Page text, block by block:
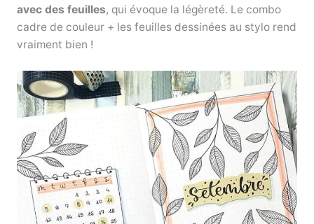
avec des feuilles, qui évoque la légèreté. Le combo
cadre de couleur + les feuilles dessinées au stylo rend
vraiment bien !